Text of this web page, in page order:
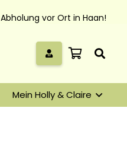
Abholung vor Ort in Haan!
Mein Holly & Claire